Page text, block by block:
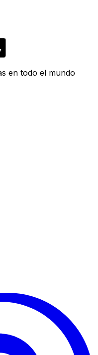
en todo el mundo